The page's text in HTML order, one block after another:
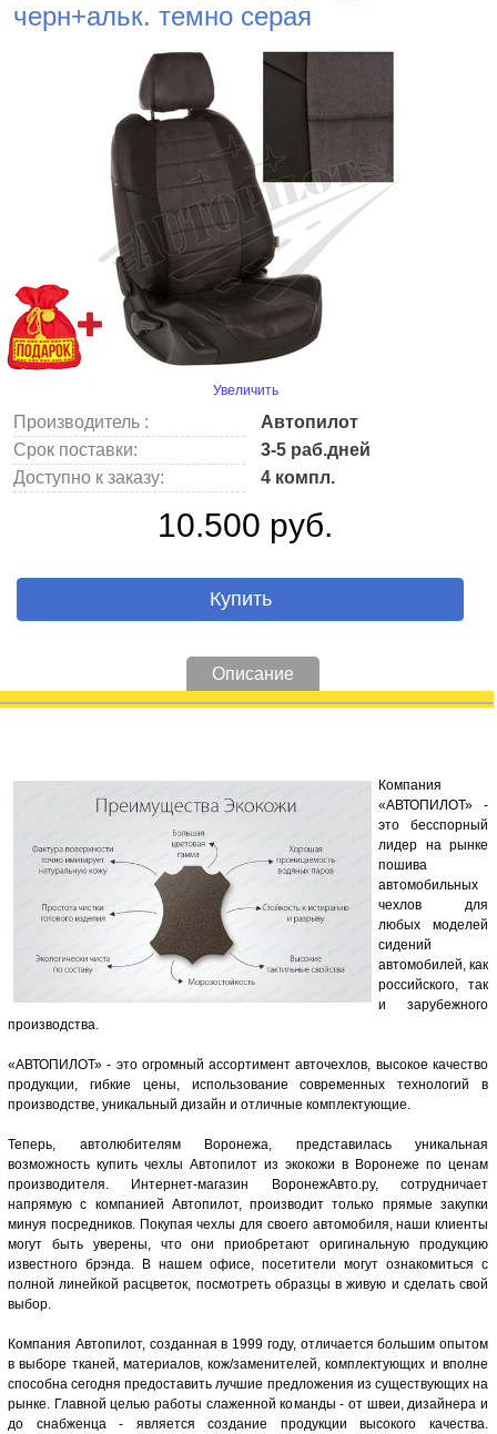
черн+альк. темно серая
Увеличить
Производитель :
Автопилот
Срок поставки:
3-5 раб.дней
Доступно к заказу:
4 компл.
10.500 руб.
Купить
Описание
Компания
«АВТОПИЛОТ» -
это бесспорный
лидер на рынке
пошива
автомобильных
чехлов для
любых моделей
сидений
автомобилей, как
российского, так
и зарубежного
производства.
«АВТОПИЛОТ» - это огромный ассортимент авточехлов, высокое качество
продукции, гибкие цены, использование современных технологий в
производстве, уникальный дизайн и отличные комплектующие.
Теперь, автолюбителям Воронежа, представилась уникальная
возможность купить чехлы Автопилот из экокожи в Воронеже по ценам
производителя. Интернет-магазин ВоронежАвто.ру, сотрудничает
напрямую с компанией Автопилот, производит только прямые закупки
минуя посредников. Покупая чехлы для своего автомобиля, наши клиенты
могут быть уверены, что они приобретают оригинальную продукцию
известного брэнда. В нашем офисе, посетители могут ознакомиться с
полной линейкой расцветок, посмотреть образцы в живую и сделать свой
выбор.
Компания Автопилот, созданная в 1999 году, отличается большим опытом
в выборе тканей, материалов, кож/заменителей, комплектующих и вполне
способна сегодня предоставить лучшие предложения из существующих на
рынке. Главной целью работы слаженной команды - от швеи, дизайнера и
до снабженца - является создание продукции высокого качества.